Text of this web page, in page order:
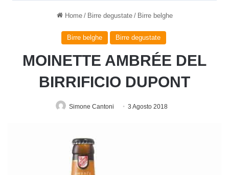
Home / Birre degustate / Birre belghe
Birre belghe Birre degustate
MOINETTE AMBRÉE DEL
BIRRIFICIO DUPONT
Simone Cantoni 3 Agosto 2018